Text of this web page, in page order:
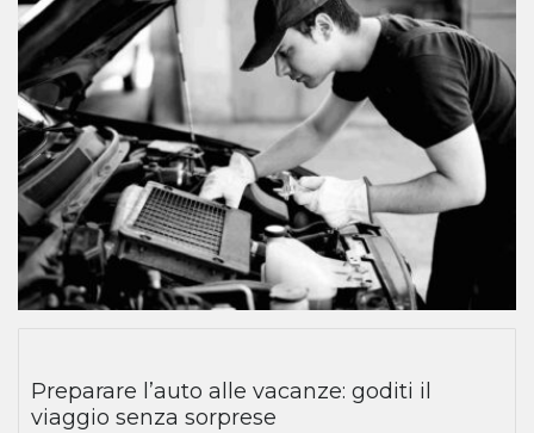
Preparare l’auto alle vacanze: goditi il
viaggio senza sorprese